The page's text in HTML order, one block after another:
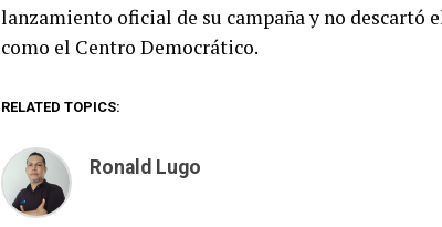
lanzamiento oficial de su campaña y no
como el Centro Democrático.
RELATED TOPICS:
Ronald Lugo